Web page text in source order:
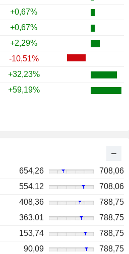
+0,67%
+0,67%
+2,29%
-10,51%
+32,23%
+59,19%
654,26
708,06
554,12
708,06
408,36
788,75
363,01
788,75
153,74
788,75
90,09
788,75